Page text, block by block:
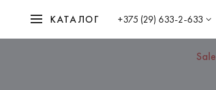
КАТАЛОГ +375 (29) 633-2-633
Sale